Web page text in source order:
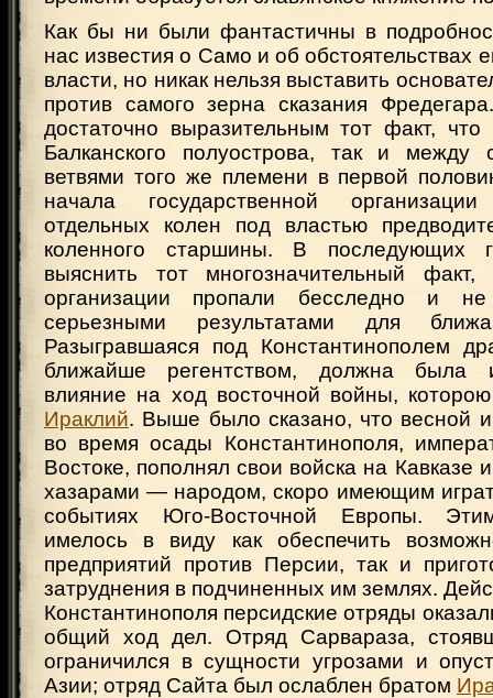
Как бы ни были фантастичны в
нас известия о Само и об обстоятельствах
власти, но никак нельзя выставить
против самого зерна сказания
достаточно выразительным тот факт, что
Балканского полуострова, так и между
ветвями того же племени в первой
начала государственной
отдельных колен под властью
коленного старшины. В последующих
выяснить тот многозначительный
организации пропали бесследно и не
серьезными результатами для
Разыгравшаяся под Константинополем
ближайше регентством, должна была
влияние на ход восточной войны,
Ираклий. Выше было сказано, что весной
во время осады Константинополя,
Востоке, пополнял свои войска на Кавказе
хазарами — народом, скоро имеющим
событиях Юго-Восточной Европы.
имелось в виду как обеспечить
предприятий против Персии, так и
затруднения в подчиненных им землях.
Константинополя персидские отряды
общий ход дел. Отряд Сарвараза,
ограничился в сущности угрозами и
Азии; отряд Сайта был ослаблен братом